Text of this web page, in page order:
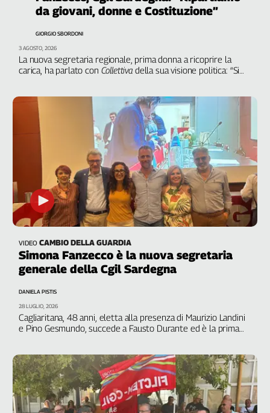
Filt
Fiom
Flai
Spi
Inca
Caaf
G8
sangue
della
ragione
anni
Cgil
Collettiva
Academy
da giovani, donne e Costituzione”
La nuova segretaria regionale, prima donna a ricoprire la
carica, ha parlato con Collettiva della sua visione politica: “Si
GIORGIO SBORDONI
3 AGOSTO, 2026
VIDEO CAMBIO DELLA GUARDIA
Simona Fanzecco è la nuova segretaria
generale della Cgil Sardegna
Cagliaritana, 48 anni, eletta alla presenza di Maurizio Landini
e Pino Gesmundo, succede a Fausto Durante ed è la prima
DANIELA PISTIS
28 LUGLIO, 2026